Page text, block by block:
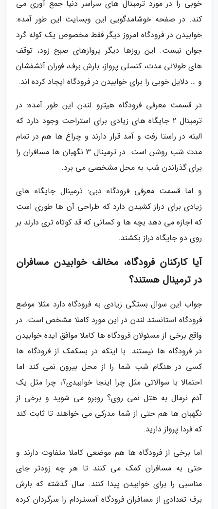
خوبی را در مورد ترمینال های سراسر دنیا جمع آوری می
کند. در صفحه خوشامدگویی این وبسایت این طور آمده:
خوابیدن در فرودگاه امروز دیگر فقط مخصوص یک کوله گرد
جوان نیست. این روزها دیگر پروازهای صبح زود، توقف
های طولانی مدت، کنسلی پرواز، بارش برف، فوران آتشفشان
و … دلایل خوبی را برای خوابیدن در فرودگاه ایجاد کرده اند.
در قسمت معرفی فرودگاه هیترو لندن این طور آمده: در
ترمینال 2 جایگاه های زیادی برای استراحت وجود دارد که
البته در راستا رفت و آمد قرار دارند و چراغ ها هم در تمام
مدت شب روشن است. در ترمینال 3 نگهبان ها مسافران را
برای گذراندن شب به محل مشخصی می برد.
و اما قسمت معرفی فرودگاه دبی: ترمینال جایگاه های
زیادی برای دراز کشیدن دارد که طراحی آن ها طوری است
که اجازه می دهد بچه ها و کسانی که قد کوتاه تری دارند بر
روی دو جایگاه دراز بکشند.
آیا کارکنان فرودگاه، مخالف خوابیدن مسافران
در ترمینال هستند؟
جواب این سوال بستگی زیادی به فرودگاه دارد مثلا موضع
فرودگاه استانستد لندن در این مورد کاملا مشخص است. در
واقع برخی از مسئولان فرودگاه ها کاملا موافق ایده خوابیدن
در فرودگاه ها نیستند. با اینکه در بسکمک از فرودگاه ها
کسی در هنگام شب شما را از محل بیرون نمی کند اما
احتمالا با سوالاتی مثل چرا اینجا خوابیدی؟، چرا مثل یک
آدم نرمال به هتل نمی روی؟ روبرو می شوید و برخی از
نگهبان ها هم حتی از شما مدرکی می خواهند تا ثابت کند
که فردا پرواز دارید.
اما برخی از فرودگاه ها هم موضعی کاملا متفاوت دارند و
حتی به مسافران کمک می کنند تا هر چه زودتر جای
مناسبی را برای خوابیدن پیدا کنند. سال گذشته که بارش
برف تعدادی از مسافران فرودگاه آمستردام را سرگردان کرده